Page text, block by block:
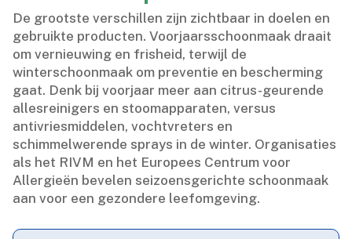
De grootste verschillen zijn zichtbaar in doelen en
gebruikte producten.​ Voorjaarsschoonmaak draait
om vernieuwing en frisheid, terwijl de
winterschoonmaak om preventie en bescherming
gaat.​ Denk bij voorjaar meer aan citrus-geurende
allesreinigers en stoomapparaten, versus
antivriesmiddelen, vochtvreters en
schimmelwerende sprays in de winter.​ Organisaties
als het RIVM en het Europees Centrum voor
Allergieën bevelen seizoensgerichte schoonmaak
aan voor een gezondere leefomgeving.​